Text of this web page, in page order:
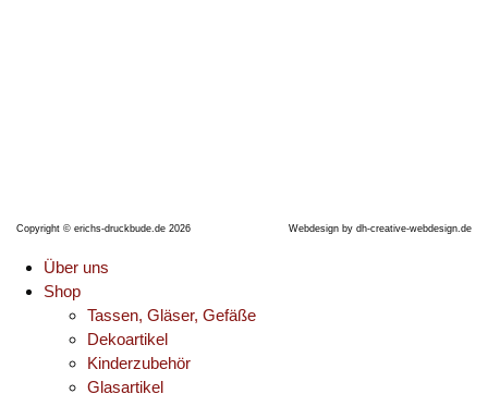
Copyright © erichs-druckbude.de 2026 Webdesign by dh-creative-webdesign.de
Über uns
Shop
Tassen, Gläser, Gefäße
Dekoartikel
Kinderzubehör
Glasartikel